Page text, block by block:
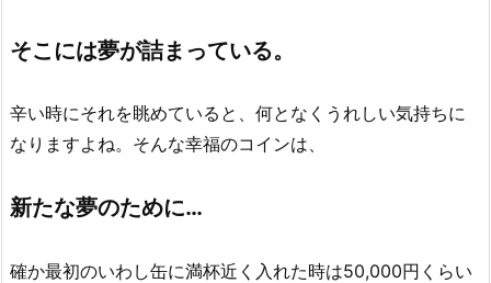
そこには夢が詰まっている。
辛い時にそれを眺めていると、何となくうれしい気持ちに
なりますよね。そんな幸福のコインは、
新たな夢のために…
確か最初のいわし缶に満杯近く入れた時は50,000円くらい